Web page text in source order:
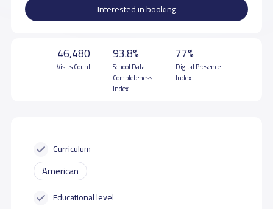
Interested in booking
46,480
Visits Count
93.8%
School Data
Completeness
Index
77%
Digital Presence
Index
Curriculum
American
Educational level